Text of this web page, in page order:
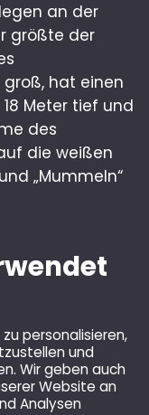
personalisieren,
und
Wir geben auch
Website an
Analysen
an der
größte der
groß, hat einen
Meter tief und
des
die weißen
„Mummeln“